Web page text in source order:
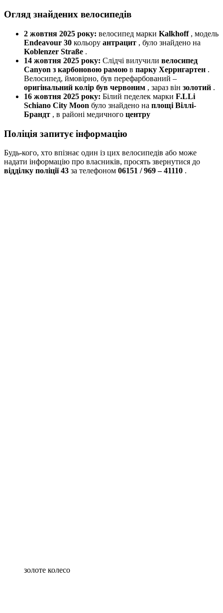
Огляд знайдених велосипедів
2 жовтня 2025 року: велосипед марки Kalkhoff, модель
Endeavour 30 кольору антрацит , було знайдено на
Koblenzer Straße .
14 жовтня 2025 року: Слідчі вилучили велосипед
Canyon з карбоновою рамою в парку Херрнгартен .
Велосипед, ймовірно, був перефарбований –
оригінальний колір був червоним , зараз він золотий .
16 жовтня 2025 року: Білий педелек марки F.LLi
Schiano City Moon було знайдено на площі Віллі-
Брандт , в районі медичного центру
Поліція запитує інформацію
Будь-кого, хто впізнає один із цих велосипедів або може
надати інформацію про власників, просять звернутися до
відділку поліції 43 за телефоном 06151 / 969 – 41110 .
золоте колесо